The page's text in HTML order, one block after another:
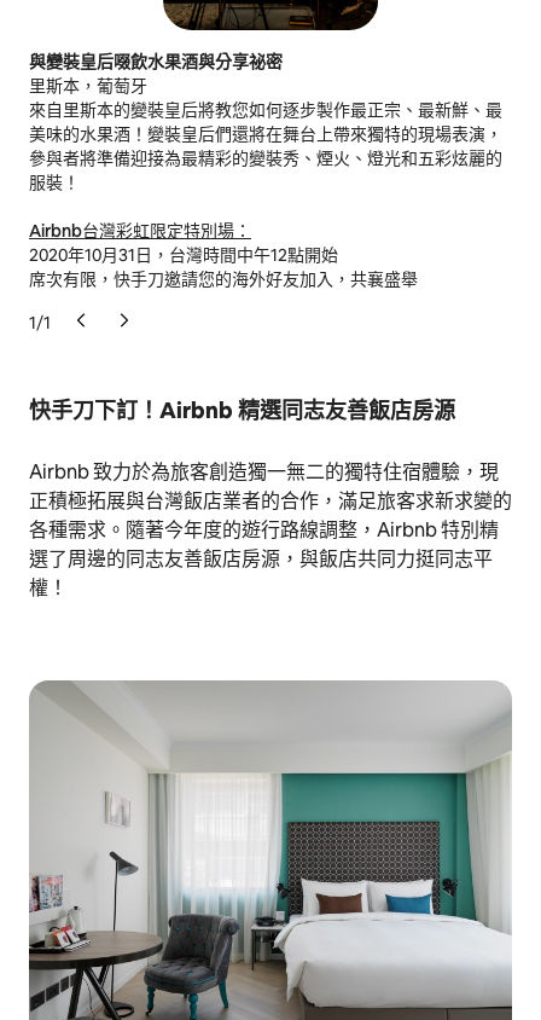
與變裝皇后啜飲水果酒與分享祕密
里斯本，葡萄牙
來自里斯本的變裝皇后將教您如何逐步製作最正宗、最新鮮、最
美味的水果酒！變裝皇后們還將在舞台上帶來獨特的現場表演，
參與者將準備迎接為最精彩的變裝秀、煙火、燈光和五彩炫麗的
服裝！
Airbnb台灣彩虹限定特別場：
2020年10月31日，台灣時間中午12點開始
席次有限，快手刀邀請您的海外好友加入，共襄盛舉
1/1
快手刀下訂！ Airbnb 精選同志友善飯店房源
Airbnb 致力於為旅客創造獨一無二的獨特住宿體驗，現
正積極拓展與台灣飯店業者的合作，滿足旅客求新求變的
各種需求。隨著今年度的遊行路線調整，Airbnb 特別精
選了周邊的同志友善飯店房源，與飯店共同力挺同志平
權！